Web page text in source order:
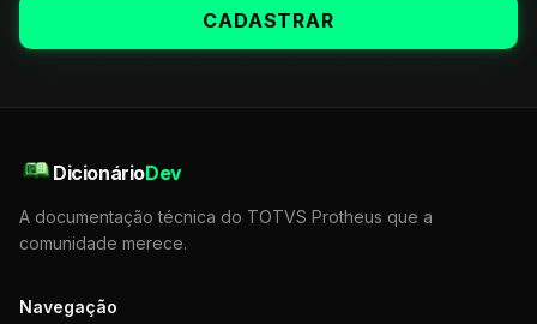
CADASTRAR
DicionárioDev
A documentação técnica do TOTVS Protheus que a
comunidade merece.
Navegação